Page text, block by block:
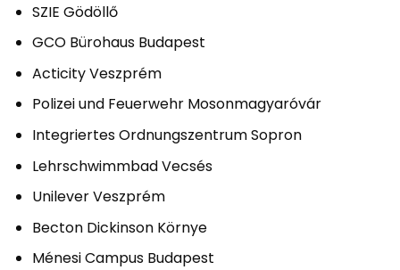
SZIE Gödöllő
GCO Bürohaus Budapest
Acticity Veszprém
Polizei und Feuerwehr Mosonmagyaróvár
Integriertes Ordnungszentrum Sopron
Lehrschwimmbad Vecsés
Unilever Veszprém
Becton Dickinson Környe
Ménesi Campus Budapest